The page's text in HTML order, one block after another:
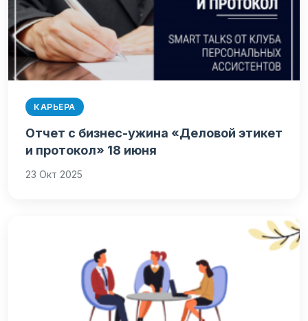
КАРЬЕРА
Отчет с бизнес-ужина «Деловой этикет
и протокол» 18 июня
23 Окт 2025